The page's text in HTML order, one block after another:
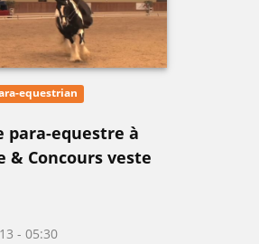
equestrian
para-equestre à
& Concours veste
- 05:30